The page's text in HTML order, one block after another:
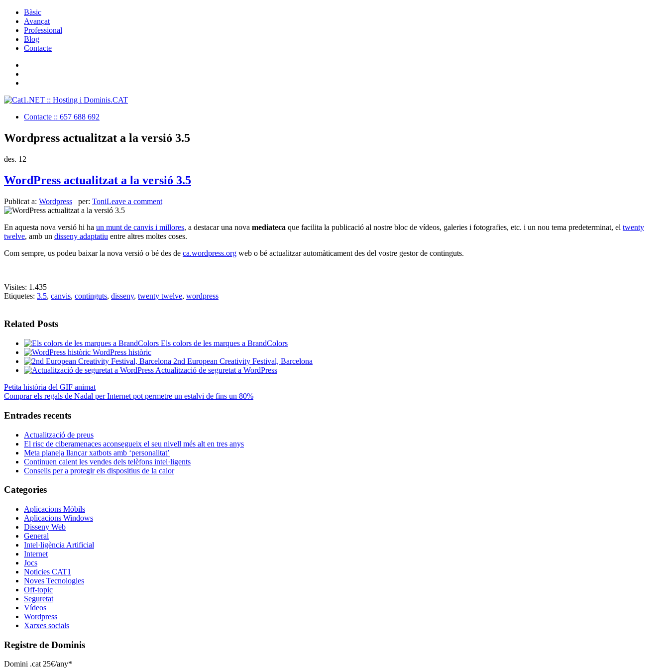
Bàsic
Avançat
Professional
Blog
Contacte
Contacte :: 657 688 692
Wordpress actualitzat a la versió 3.5
des. 12
WordPress actualitzat a la versió 3.5
Publicat a: Wordpress per: ToniLeave a comment
En aquesta nova versió hi ha un munt de canvis i millores, a destacar una nova mediateca que facilita la publicació al nostre bloc de vídeos, galeries i fotografies, etc. i un nou tema predeterminat, el twenty
twelve, amb un disseny adaptatiu entre altres moltes coses.
Com sempre, us podeu baixar la nova versió o bé des de ca.wordpress.org web o bé actualitzar automàticament des del vostre gestor de continguts.
Visites: 1.435
Etiquetes: 3.5, canvis, continguts, disseny, twenty twelve, wordpress
Related Posts
Els colors de les marques a BrandColors
WordPress històric
2nd European Creativity Festival, Barcelona
Actualització de seguretat a WordPress
Petita història del GIF animat
Comprar els regals de Nadal per Internet pot permetre un estalvi de fins un 80%
Entrades recents
Actualització de preus
El risc de ciberamenaces aconsegueix el seu nivell més alt en tres anys
Meta planeja llançar xatbots amb ‘personalitat’
Continuen caient les vendes dels telèfons intel·ligents
Consells per a protegir els dispositius de la calor
Categories
Aplicacions Mòbils
Aplicacions Windows
Disseny Web
General
Intel·ligència Artificial
Internet
Jocs
Noticies CAT1
Noves Tecnologies
Off-topic
Seguretat
Vídeos
Wordpress
Xarxes socials
Registre de Dominis
Domini .cat 25€/any*